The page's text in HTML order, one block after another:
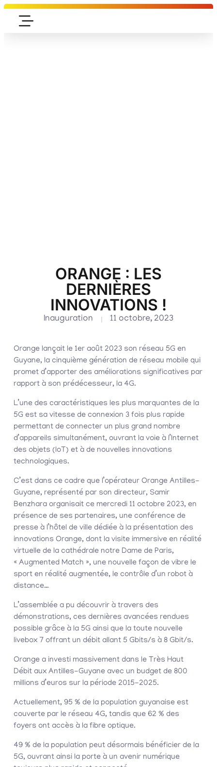
ORANGE : LES
DERNIÈRES
INNOVATIONS !
Inauguration 11 octobre, 2023
Orange lançait le 1er août 2023 son réseau 5G en
Guyane, la cinquième génération de réseau mobile qui
promet d’apporter des améliorations significatives par
rapport à son prédécesseur, la 4G.
L’une des caractéristiques les plus marquantes de la
5G est sa vitesse de connexion 3 fois plus rapide
permettant de connecter un plus grand nombre
d’appareils simultanément, ouvrant la voie à l’Internet
des objets (IoT) et à de nouvelles innovations
technologiques.
C’est dans ce cadre que l’opérateur Orange Antilles-
Guyane, représenté par son directeur, Samir
Benzhara organisait ce mercredi 11 octobre 2023, en
présence de ses partenaires, une conférence de
presse à l’hôtel de ville dédiée à la présentation des
innovations Orange, dont la visite immersive en réalité
virtuelle de la cathédrale notre Dame de Paris,
« Augmented Match », une nouvelle façon de vibre le
sport en réalité augmentée, le contrôle d’un robot à
distance…
L’assemblée a pu découvrir à travers des
démonstrations, ces dernières avancées rendues
possible grâce à la 5G ainsi que la toute nouvelle
livebox 7 offrant un débit allant 5 Gbits/s à 8 Gbit/s.
Orange a investi massivement dans le Très Haut
Débit aux Antilles-Guyane avec un budget de 800
millions d’euros sur la période 2015-2025.
Actuellement, 95 % de la population guyanaise est
couverte par le réseau 4G, tandis que 62 % des
foyers ont accès à la fibre optique.
49 % de la population peut désormais bénéficier de la
5G, ouvrant ainsi la porte à un avenir numérique